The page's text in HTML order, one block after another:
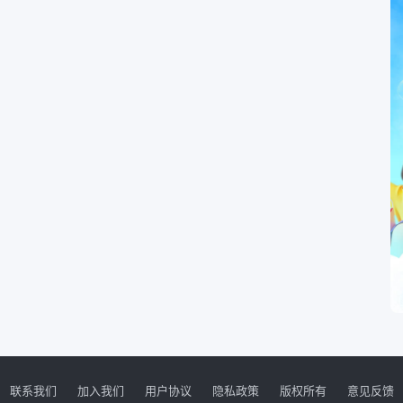
联系我们 加入我们 用户协议 隐私政策 版权所有 意见反馈